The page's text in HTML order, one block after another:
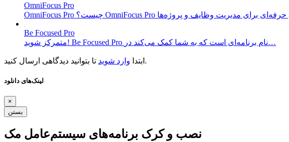
OmniFocus Pro
Be Focused Pro
متمرکز شوید! Be Focused Pro نام برنامه‌ای است که به شما کمک می‌کند در…
ابتدا وارد شوید تا بتوانید دیدگاهی ارسال کنید.
لینک‌های دانلود
×
بستن
نصب و کرک برنامه‌های سیستم‌عامل مک